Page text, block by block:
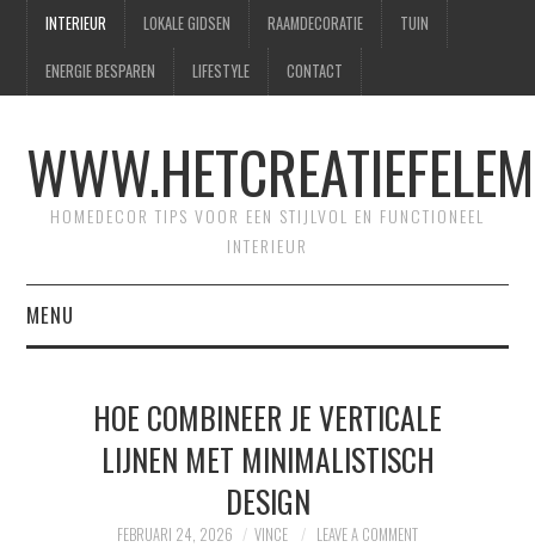
INTERIEUR LOKALE GIDSEN RAAMDECORATIE TUIN
ENERGIE BESPAREN LIFESTYLE CONTACT
HOMEDECOR TIPS VOOR EEN STIJLVOL EN FUNCTIONEEL
INTERIEUR
MENU
CONTACTHOE COMBINEER JE VERTICALE
LIJNEN MET MINIMALISTISCH
DESIGN
FEBRUARI 24, 2026 VINCE LEAVE A COMMENT